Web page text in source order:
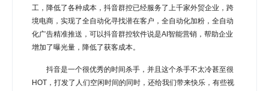
工，降低了各种成本，抖音群控已经服务了上千家外贸企业，跨
境电商，实现了全自动化寻找潜在客户，全自动化加粉，全自动
化广告精准推送，可以抖音群控软件说是AI智能营销，帮助企业
增加了曝光量，降低了获客成本。
抖音是一个很优秀的时间杀手，并且这个杀手不太冷甚至很
HOT，打发了人们空闲时间的同时，还给我们带来快乐，有些视